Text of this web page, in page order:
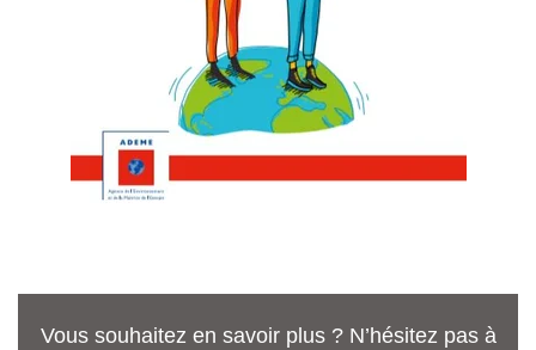
Vous souhaitez en savoir plus ? N’hésitez pas à